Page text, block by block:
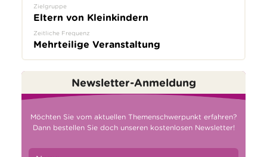
Zielgruppe
Eltern von Kleinkindern
Zeitliche Frequenz
Mehrteilige Veranstaltung
Newsletter-Anmeldung
Möchten Sie vom aktuellen Themenschwerpunkt erfahren?
Dann bestellen Sie doch unseren kostenlosen Newsletter!